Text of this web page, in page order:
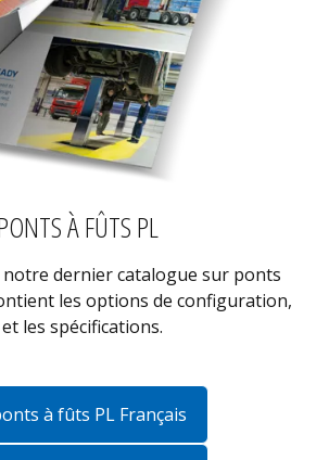
À FÛTS PL
notre dernier catalogue sur ponts
les options de configuration,
les spécifications.
à fûts PL Français